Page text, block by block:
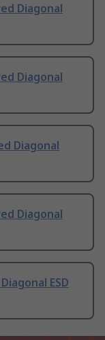
Diagonal
Diagonal
Diagonal
Diagonal
ESD